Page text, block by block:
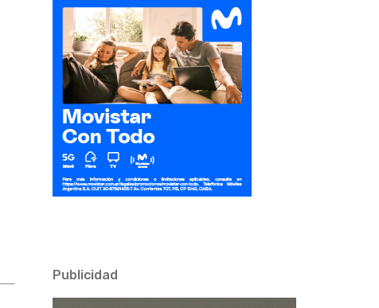
Publicidad